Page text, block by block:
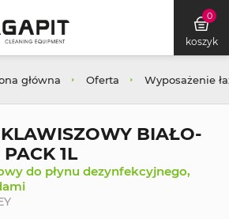
0
koszyk
główna Oferta Wyposażenie
BIAŁO-
1L
do płynu dezynfekcyjnego,